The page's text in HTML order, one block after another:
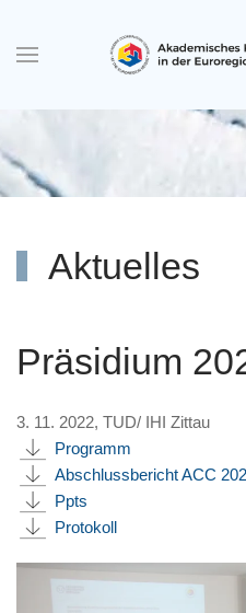
Zum Hauptinhalt springen
Aktuelles
Präsidium
3. 11. 2022, TUD/ IHI Zittau
Programm
Abschlussbericht ACC
Ppts
Protokoll